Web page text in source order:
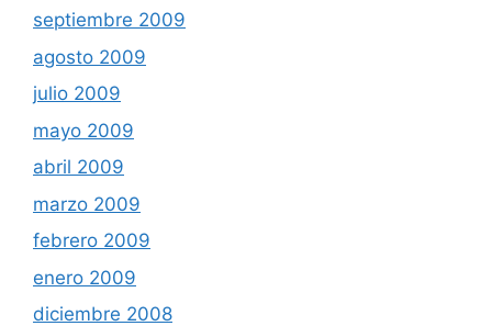
septiembre 2009
agosto 2009
julio 2009
mayo 2009
abril 2009
marzo 2009
febrero 2009
enero 2009
diciembre 2008